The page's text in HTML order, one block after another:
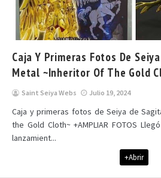
Caja Y Primeras Fotos De
Metal ~Inheritor Of The Gold
Saint Seiya Webs Julio 19, 2024
Caja y primeras fotos de Seiya de
the Gold Cloth~ +AMPLIAR FOTOS
lanzamient...
+Abrir